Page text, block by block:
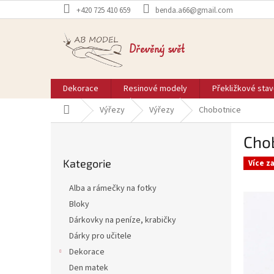
na
+420 725 410 659 benda.a66@gmail.com
Dřevěný svět
Dekorace Resinové modely Překližkové
Domů Výřezy Výřezy Chobotnice
kategorie
Kategorie
Alba a rámečky na fotky
Bloky
Dárkovky na peníze, krabičky
Dárky pro učitele
Dekorace
Den matek
Více